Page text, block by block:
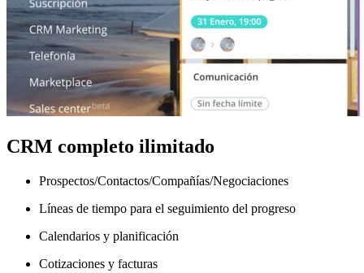
CRM completo ilimitado
Prospectos/Contactos/Compañías/Negociaciones
Líneas de tiempo para el seguimiento del progreso
Calendarios y planificación
Cotizaciones y facturas